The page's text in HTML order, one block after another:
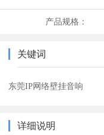
产品规格：
关键词
东莞IP网络壁挂音响
详细说明